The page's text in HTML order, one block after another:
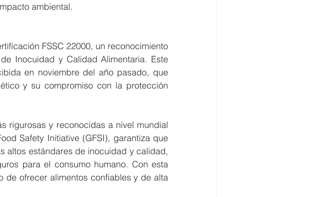
ambiental.
FSSC 22000, un reconocimiento
Inocuidad y Calidad Alimentaria. Este
en noviembre del año pasado, que
y su compromiso con la protección
rigurosas y reconocidas a nivel mundial
Safety Initiative (GFSI), garantiza que
altos estándares de inocuidad y calidad,
para el consumo humano. Con esta
de ofrecer alimentos confiables y de alta